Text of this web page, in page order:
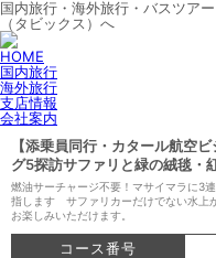
国内旅行・海外旅行・バスツア
（タビックス）へ
HOME
国内旅行
海外旅行
支店情報
会社案内
【添乗員同行・カタール航空
グ5探訪サファリと緑の絨毯・
燃油サーチャージ不要！マサイマラに3
指します サファリカーだけでない水上
お楽しみいただけます。
コース番号